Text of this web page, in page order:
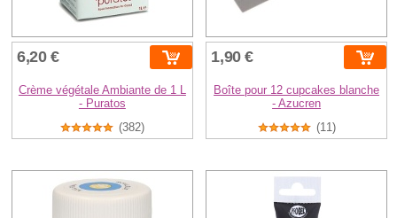
6,20 €
Crème végétale Ambiante de 1 L
- Puratos
(382)
1,90 €
Boîte pour 12 cupcakes blanche
- Azucren
(11)